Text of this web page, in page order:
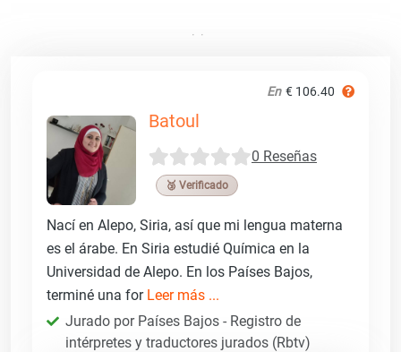
En € 106.40
Batoul
0 Reseñas
🥉 Verificado
Nací en Alepo, Siria, así que mi lengua materna
es el árabe. En Siria estudié Química en la
Universidad de Alepo. En los Países Bajos,
terminé una for Leer más ...
Jurado por Países Bajos - Registro de
intérpretes y traductores jurados (Rbtv)